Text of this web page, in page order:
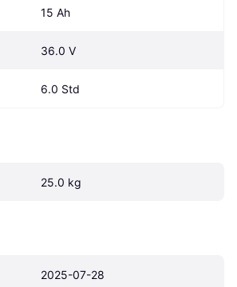
15 Ah
36.0 V
6.0 Std
25.0 kg
2025-07-28